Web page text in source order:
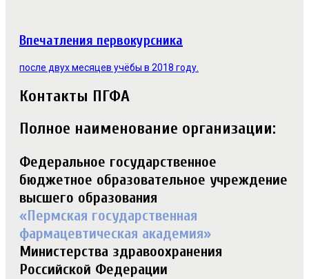
Впечатления первокурсника
после двух месяцев учёбы в 2018 году.
Контакты ПГФА
Полное наименование организации:
Федеральное государственное
бюджетное образовательное учреждение
высшего образования
«Пермская государственная
фармацевтическая академия»
Министерства здравоохранения
Российской Федерации